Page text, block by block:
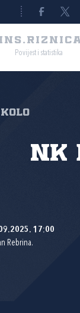
Povijest i statistika
kolo
NK
17:00
Rebrina.